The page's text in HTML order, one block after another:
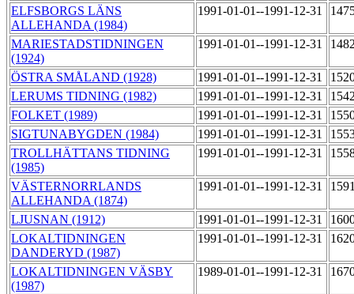
ELFSBORGS LÄNS
ALLEHANDA (1984)
1991-01-01--1991-12-31
MARIESTADSTIDNINGEN
(1924)
1991-01-01--1991-12-31
ÖSTRA SMÅLAND (1928) 1991-01-01--1991-12-31
LERUMS TIDNING (1982)
1991-01-01--1991-12-31
FOLKET (1989)
1991-01-01--1991-12-31
SIGTUNABYGDEN (1984)
1991-01-01--1991-12-31
TROLLHÄTTANS TIDNING
(1985)
1991-01-01--1991-12-31
VÄSTERNORRLANDS
ALLEHANDA (1874)
1991-01-01--1991-12-31
LJUSNAN (1912) 1991-01-01--1991-12-31
LOKALTIDNINGEN
DANDERYD (1987)
1991-01-01--1991-12-31
LOKALTIDNINGEN VÄSBY
(1987)
1989-01-01--1991-12-31